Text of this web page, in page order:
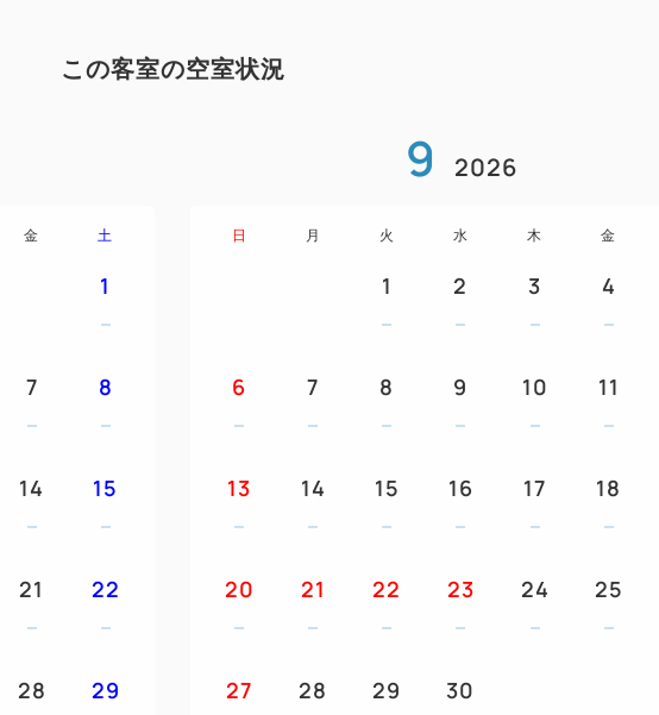
この客室の空室状況
金 土
1
7 8
14 15
21 22
28 29
9 2026
日 月 火 水 木 金
1 2 3 4
6 7 8 9 10 11
13 14 15 16 17 18
20 21 22 23 24 25
27 28 29 30